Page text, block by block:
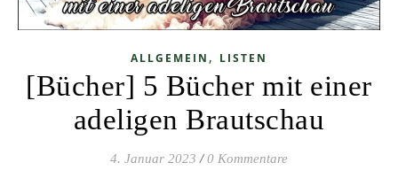
ALLGEMEIN , LISTEN
[Bücher] 5 Bücher mit einer
adeligen Brautschau
4. Januar 2023 / 0 Kommentare